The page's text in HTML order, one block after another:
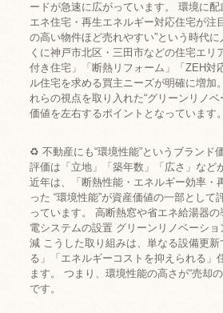
ードが急速に広がっています。 環境に
エネ住宅・再生エネルギー対応住宅が注
の高い物件ほど売れやすい”という時代
くに神戸市北区・三田市などの住宅エリ
付き住宅」「断熱リフォーム」「ZEH対
ル住宅を求める買主ニーズが明確に増加
れらの視点を取り入れた“グリーンリノベ
価値を左右するポイントとなっています。
♻️ 不動産にも“環境性能”というブランド
評価は「立地」「築年数」「広さ」など
近年は、「断熱性能・エネルギー効率・
った “環境性能”が資産価値の一部として
っています。 高断熱窓や省エネ給湯器
電システムの設置 グリーンリノベーシ
減 こうした取り組みは、単なる設備更
る」「エネルギーコストを抑えられる」
ます。 つまり、環境性能の高さが“売却
です。